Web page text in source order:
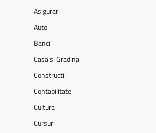
Asigurari
Auto
Banci
Casa si Gradina
Constructii
Contabilitate
Cultura
Cursuri